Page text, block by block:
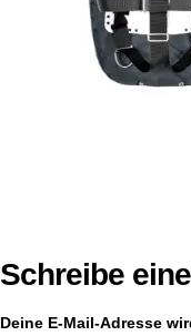
Schreibe
Deine E-Mail-Adresse